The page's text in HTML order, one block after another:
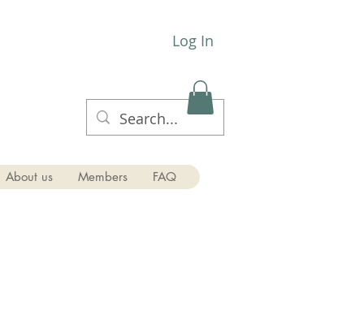
Log In
About us Members FAQ